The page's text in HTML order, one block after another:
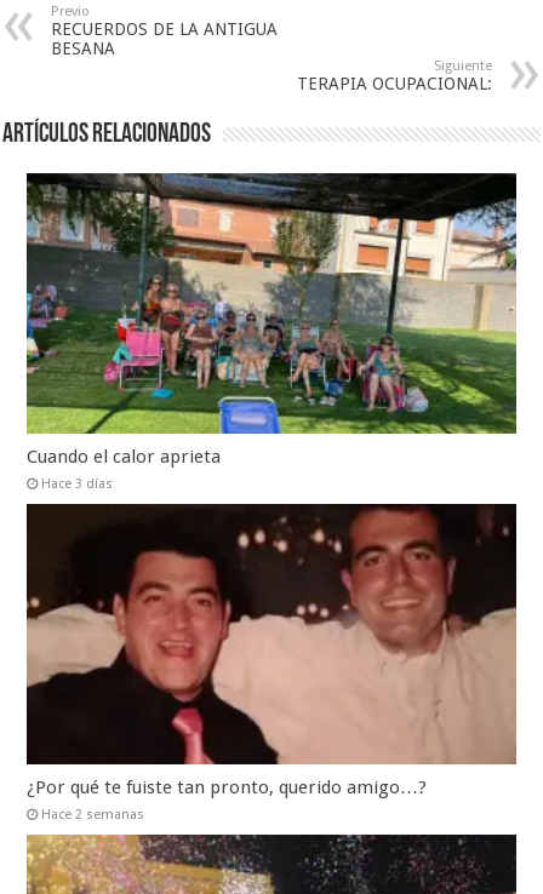
Previo
RECUERDOS DE LA ANTIGUA
BESANA
Siguiente
TERAPIA OCUPACIONAL:
Artículos relacionados
Cuando el calor aprieta
Hace 3 días
¿Por qué te fuiste tan pronto, querido amigo…?
Hace 2 semanas